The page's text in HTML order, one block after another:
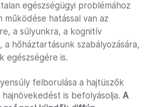
egészségügyi problémához
működése hatással van az
a súlyunkra, a kognitív
a hőháztartásunk szabályozására,
egészségére is.
felborulása a hajtüszők
is befolyásolja. A